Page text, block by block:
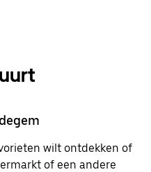
wilt ontdekken of
of een andere